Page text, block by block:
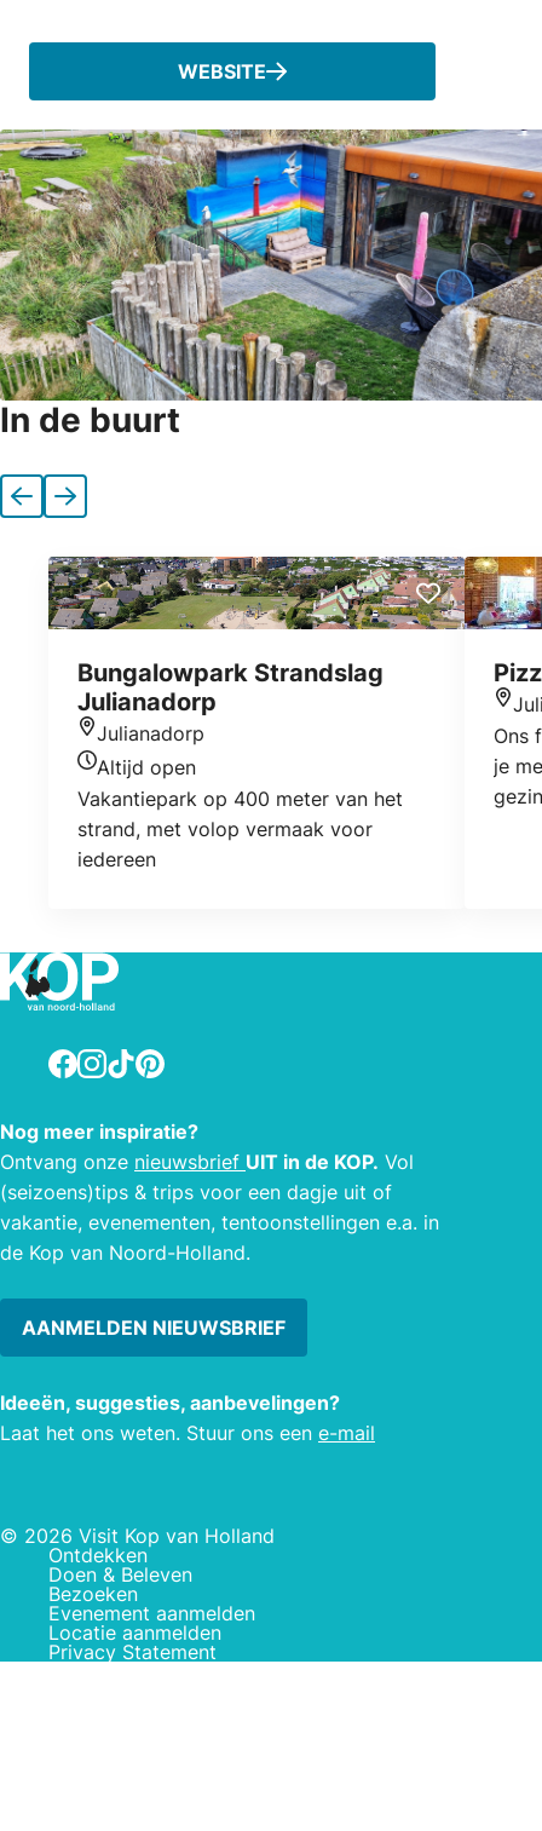
WEBSITE
In de buurt
VorigeVolgende
Bungalowpark Strandslag
Julianadorp
Locatie
Julianadorp
Openingstijden vandaag
Altijd open
Vakantiepark op 400 meter van het
strand, met volop vermaak voor
iedereen
Ons
je
Facebook
Instagram
TikTokPinterest
Nog meer inspiratie?
Ontvang onze nieuwsbrief UIT in de KOP. Vol
(seizoens)tips & trips voor een dagje uit of
vakantie, evenementen, tentoonstellingen e.a. in
de Kop van Noord-Holland.
AANMELDEN NIEUWSBRIEF
Ideeën, suggesties, aanbevelingen?
Laat het ons weten. Stuur ons een e-mail
© 2026 Visit Kop van Holland
Ontdekken
Doen & Beleven
Bezoeken
Evenement aanmelden
Locatie aanmelden
Privacy Statement